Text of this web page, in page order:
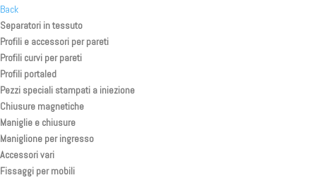
Back
Separatori in tessuto
Profili e accessori per pareti
Profili curvi per pareti
Profili portaled
Pezzi speciali stampati a iniezione
Chiusure magnetiche
Maniglie e chiusure
Maniglione per ingresso
Accessori vari
Fissaggi per mobili